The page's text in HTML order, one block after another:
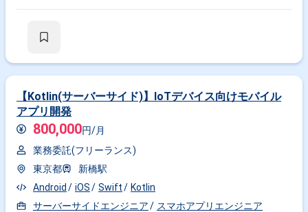
および品質改善推進 ・アプリの検証、デバッグおよびApp Storeへのリリ
【Kotlin(サーバーサイド)】IoTデバイス向けモバイル
アプリ開発
800,000円/月
業務委託(フリーランス)
東京都
新橋駅
Android
iOS Swift
Kotlin
サーバーサイドエンジニア
スマホアプリエンジニア